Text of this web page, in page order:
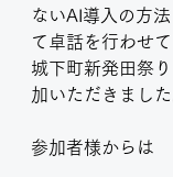
ないAI導入の方
て卓話を行わせ
城下町新発田祭
加いただきました
参加者様からは